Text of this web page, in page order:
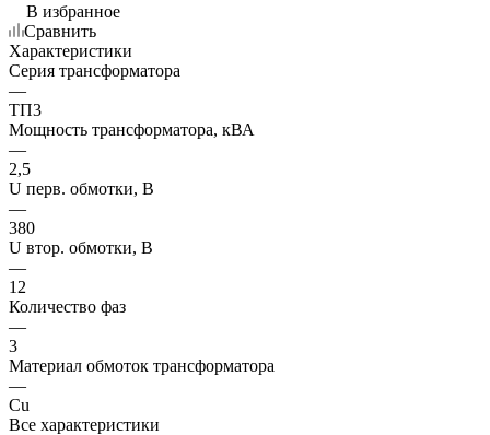
В избранное
Сравнить
Характеристики
Серия трансформатора
—
ТП3
Мощность трансформатора, кВА
—
2,5
U перв. обмотки, В
—
380
U втор. обмотки, В
—
12
Количество фаз
—
3
Материал обмоток трансформатора
—
Cu
Все характеристики